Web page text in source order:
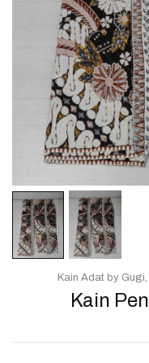
Kain
Kain Adat by Gugi